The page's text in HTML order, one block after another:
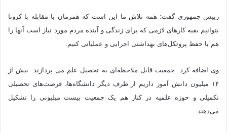
رییس جمهوری گفت: همه تلاش ما این است که همزمان با مقابله با کرونا
بتوانیم بقیه کارهای لازمی که برای زندگی و آینده مردم مورد نیاز است آنها را
هم با حفظ پروتکل‌های بهداشتی اجرایی و عملیاتی کنیم.
وی اضافه کرد: جمعیت قابل ملاحظه‌ای به تحصیل علم می پردازند. بیش از
۱۴ میلیون دانش آموز داریم از طرف دیگر دانشگاه‌ها، فرصت‌های تحصیلی
تکمیلی و حوزه علمیه در کنار هم یک جمعیت بیست میلیونی را تشکیل
می‌دهند.